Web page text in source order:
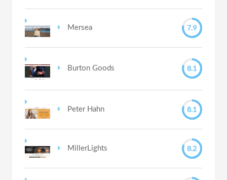
Mersea 7.9
Burton Goods 8.1
Peter Hahn 8.1
MillerLights 8.2